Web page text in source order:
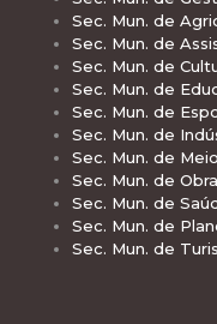
Sec. Mun. de
Sec. Mun. de
Sec. Mun. de
Sec. Mun. de
Sec. Mun. de
Sec. Mun. de
Sec. Mun. de
Sec. Mun. de
Sec. Mun. de
Sec. Mun. de
Sec. Mun. de